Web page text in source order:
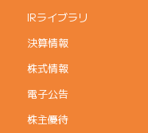
IRライブラリ
決算情報
株式情報
電子公告
株主優待